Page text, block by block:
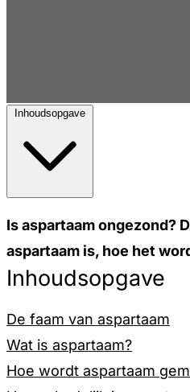
Inhoudsopgave
Is aspartaam ongezond?
aspartaam is, hoe het
Inhoudsopgave
De faam van aspartaam
Wat is aspartaam?
Hoe wordt aspartaam